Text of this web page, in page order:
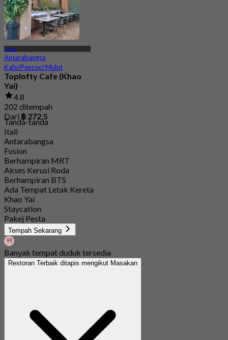
Korat
Antarabangsa
Kafe/Pencuci Mulut
Toplofty Cafe (Khao
Yai)
4.8
202 ditempah
Dari ฿ 272.5
Tanda-tanda
Itali
Antarabangsa
Fusion
Berhampiran MRT
Akses Kerusi Roda
Berhampiran BTS
Ada Tempat Letak Kereta
Khao Yai
Staycation
Pakej Pesta
Tempah Sekarang
Banyak tempat duduk tersedia
Restoran Terbaik ditapis mengikut Masakan